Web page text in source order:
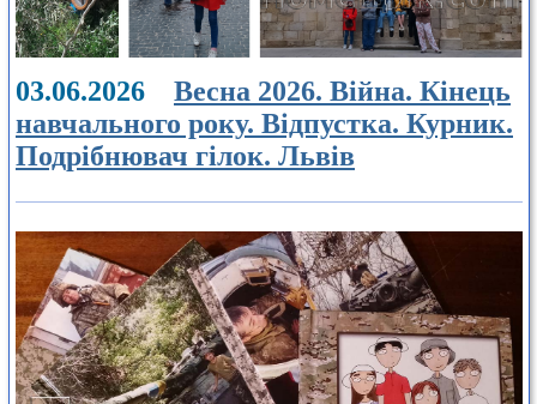
03.06.2026 Весна 2026. Війна. Кінець
навчального року. Відпустка. Курник.
Подрібнювач гілок. Львів